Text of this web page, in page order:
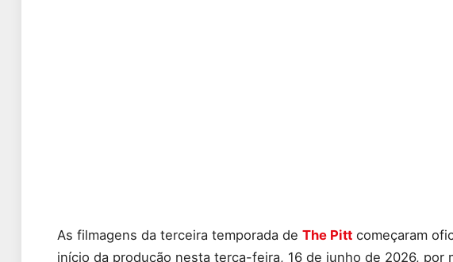
As filmagens da terceira temporada de The Pitt começaram
início da produção nesta terça-feira, 16 de junho de 2026, por